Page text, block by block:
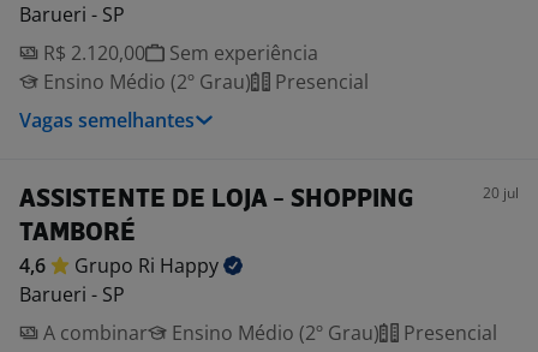
Barueri - SP
R$ 2.120,00
Sem experiência
Ensino Médio (2º Grau)
Presencial
Vagas semelhantes
ASSISTENTE DE LOJA - SHOPPING
TAMBORÉ
20 jul
4,6 Grupo Ri Happy
Barueri - SP
A combinar
Ensino Médio (2º Grau)
Presencial